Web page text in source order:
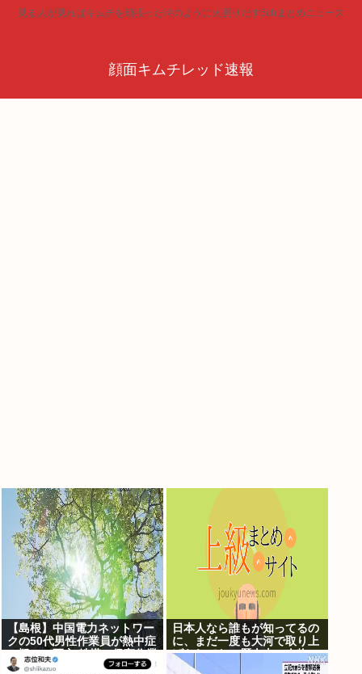
見る人が見ればキムチを頬張った時のように火照りだす5chまとめニュース
顔面キムチレッド速報
【島根】中国電力ネットワー
クの50代男性作業員が熱中症
の疑いで死亡 鉄塔の保守作業
後に倒れる 邑南町
日本人なら誰もが知ってるの
に、まだ一度も大河で取り上
げられてない歴史上の人物